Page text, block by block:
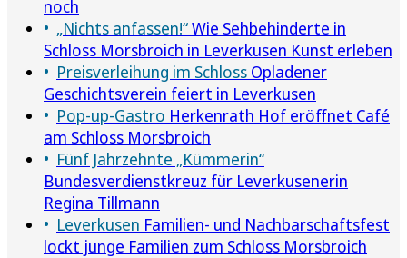
noch
„Nichts anfassen!“Wie Sehbehinderte in
Schloss Morsbroich in Leverkusen Kunst erleben
Preisverleihung im Schloss Opladener
Geschichtsverein feiert in Leverkusen
Pop-up-Gastro Herkenrath Hof eröffnet Café
am Schloss Morsbroich
Fünf Jahrzehnte „Kümmerin“
Bundesverdienstkreuz für Leverkusenerin
Regina Tillmann
Leverkusen Familien- und Nachbarschaftsfest
lockt junge Familien zum Schloss Morsbroich